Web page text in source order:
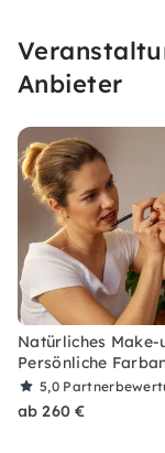
Anbieter
Natürliches Make-
Persönliche
5,0
ab 260 €